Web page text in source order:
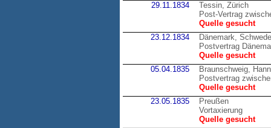
29.11.1834
Tessin, Zürich
Post-Vertrag
Quelle gesucht
23.12.1834
Dänemark,
Postvertrag
Quelle gesucht
05.04.1835
Braunschweig,
Postvertrag
Quelle gesucht
23.05.1835
Preußen
Vortaxierung
Quelle gesucht